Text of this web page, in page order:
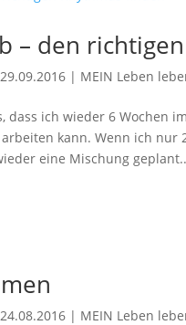
– den
29.09.2016 | MEIN Leben
dass ich wieder 6 Wochen
kann. Wenn ich nur
eine Mischung
24.08.2016 | MEIN Leben